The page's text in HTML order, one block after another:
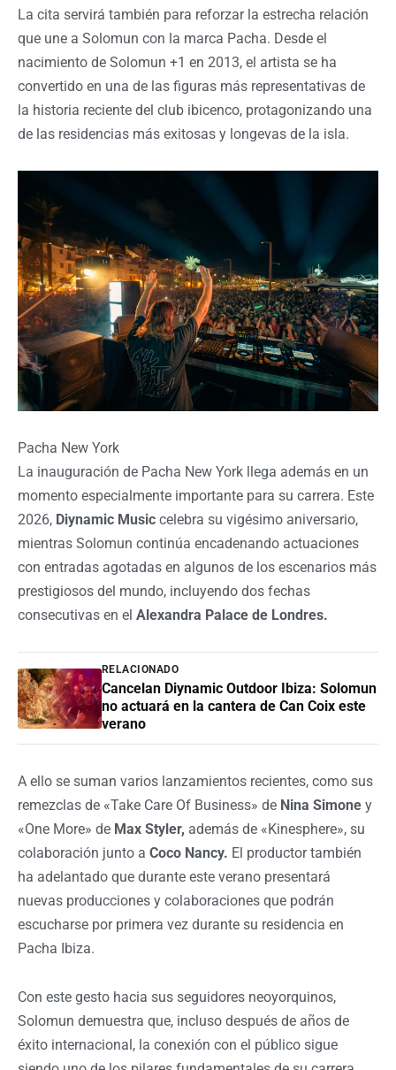
La cita servirá también para reforzar la estrecha relación
que une a Solomun con la marca Pacha. Desde el
nacimiento de Solomun +1 en 2013, el artista se ha
convertido en una de las figuras más representativas de
la historia reciente del club ibicenco, protagonizando una
de las residencias más exitosas y longevas de la isla.
Pacha New York
La inauguración de Pacha New York llega además en un
momento especialmente importante para su carrera. Este
2026, Diynamic Music celebra su vigésimo aniversario,
mientras Solomun continúa encadenando actuaciones
con entradas agotadas en algunos de los escenarios más
prestigiosos del mundo, incluyendo dos fechas
consecutivas en el Alexandra Palace de Londres.
RELACIONADO
Cancelan Diynamic Outdoor Ibiza: Solomun
no actuará en la cantera de Can Coix este
verano
A ello se suman varios lanzamientos recientes, como sus
remezclas de «Take Care Of Business» de Nina Simone y
«One More» de Max Styler, además de «Kinesphere», su
colaboración junto a Coco Nancy. El productor también
ha adelantado que durante este verano presentará
nuevas producciones y colaboraciones que podrán
escucharse por primera vez durante su residencia en
Pacha Ibiza.
Con este gesto hacia sus seguidores neoyorquinos,
Solomun demuestra que, incluso después de años de
éxito internacional, la conexión con el público sigue